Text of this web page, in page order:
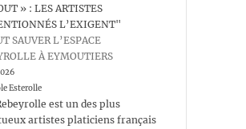
» : LES ARTISTES
L’EXIGENT"
SAUVER L’ESPACE
À EYMOUTIERS
Esterolle
est un des plus
artistes platiciens français